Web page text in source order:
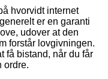
hvorvidt internet
er en garanti
udover at den
forstår lovgivningen.
få bistand, når du får
ordre.